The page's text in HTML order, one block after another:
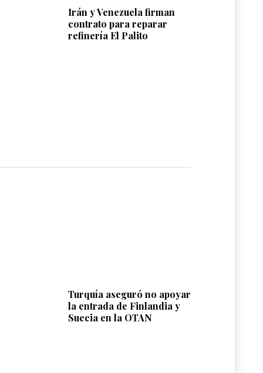
Irán y Venezuela firman
contrato para reparar
refinería El Palito
Turquía aseguró no apoyar
la entrada de Finlandia y
Suecia en la OTAN